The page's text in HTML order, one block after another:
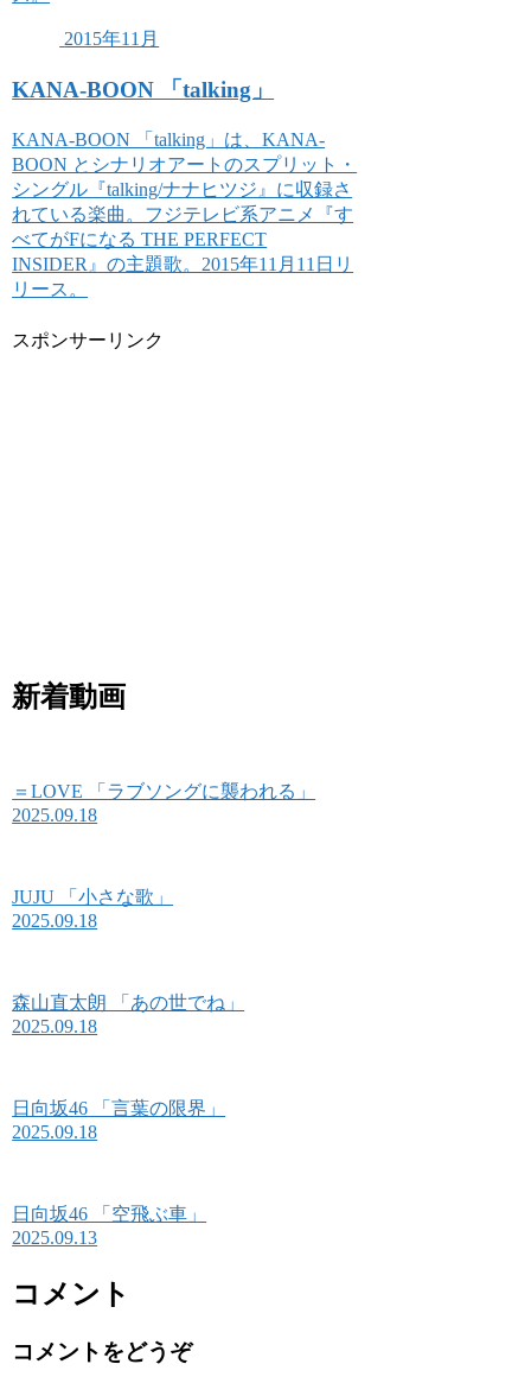
2015年11月
KANA-BOON 「talking」
KANA-BOON 「talking」は、KANA-
BOON とシナリオアートのスプリット・
シングル『talking/ナナヒツジ』に収録さ
れている楽曲。フジテレビ系アニメ『す
べてがFになる THE PERFECT
INSIDER』の主題歌。2015年11月11日リ
リース。
スポンサーリンク
新着動画
＝LOVE 「ラブソングに襲われる」
2025.09.18
JUJU 「小さな歌」
2025.09.18
森山直太朗 「あの世でね」
2025.09.18
日向坂46 「言葉の限界」
2025.09.18
日向坂46 「空飛ぶ車」
2025.09.13
コメント
コメントをどうぞ